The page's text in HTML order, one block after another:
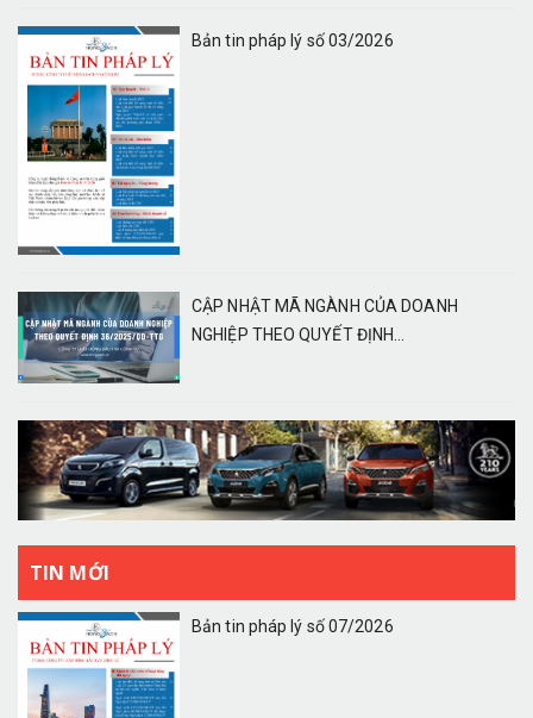
Bản tin pháp lý số 03/2026
CẬP NHẬT MÃ NGÀNH CỦA DOANH
NGHIỆP THEO QUYẾT ĐỊNH...
TIN MỚI
Bản tin pháp lý số 07/2026